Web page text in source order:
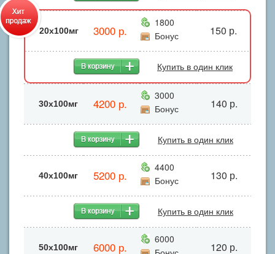
20x100мг 3000 р.
1800
Бонус
150 р.
Купить в один клик
30x100мг 4200 р.
3000
Бонус
140 р.
Купить в один клик
40х100мг 5200 р.
4400
Бонус
130 р.
Купить в один клик
50x100мг 6000 р.
6000
120 р.